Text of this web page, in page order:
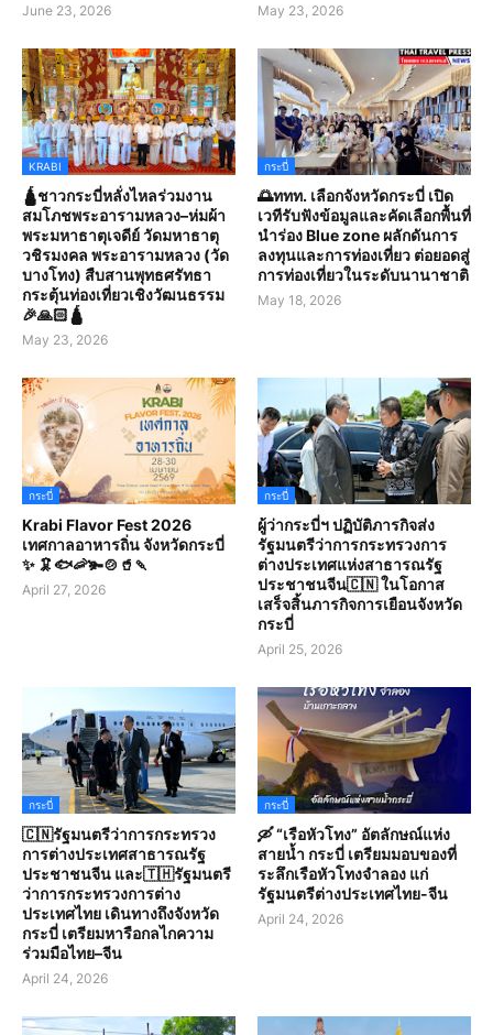
June 23, 2026 May 23, 2026
KRABI
🛕ชาวกระบี่หลั่งไหลร่วมงาน
สมโภชพระอารามหลวง–ห่มผ้า
พระมหาธาตุเจดีย์ วัดมหาธาตุ
วชิรมงคล พระอารามหลวง (วัด
บางโทง) สืบสานพุทธศรัทธา
กระตุ้นท่องเที่ยวเชิงวัฒนธรรม
🎉🙏🏻🛕
May 23, 2026
กระบี่
🌅ททท. เลือกจังหวัดกระบี่ เปิด
เวทีรับฟังข้อมูลและคัดเลือกพื้นที่
นำร่อง Blue zone ผลักดันการ
ลงทุนและการท่องเที่ยว ต่อยอดสู่
การท่องเที่ยวในระดับนานาชาติ
May 18, 2026
กระบี่
Krabi Flavor Fest 2026
เทศกาลอาหารถิ่น จังหวัดกระบี่
✨ 🦑🐟🦐🫚🍲🥤🍡
April 27, 2026
กระบี่
ผู้ว่ากระบี่ฯ ปฏิบัติภารกิจส่ง
รัฐมนตรีว่าการกระทรวงการ
ต่างประเทศแห่งสาธารณรัฐ
ประชาชนจีน🇨🇳 ในโอกาส
เสร็จสิ้นภารกิจการเยือนจังหวัด
กระบี่
April 25, 2026
กระบี่
🇨🇳รัฐมนตรีว่าการกระทรวง
การต่างประเทศสาธารณรัฐ
ประชาชนจีน และ🇹🇭รัฐมนตรี
ว่าการกระทรวงการต่าง
ประเทศไทย เดินทางถึงจังหวัด
กระบี่ เตรียมหารือกลไกความ
ร่วมมือไทย–จีน
April 24, 2026
กระบี่
🛶 “เรือหัวโทง” อัตลักษณ์แห่ง
สายน้ำ กระบี่ เตรียมมอบของที่
ระลึกเรือหัวโทงจำลอง แก่
รัฐมนตรีต่างประเทศไทย-จีน
April 24, 2026